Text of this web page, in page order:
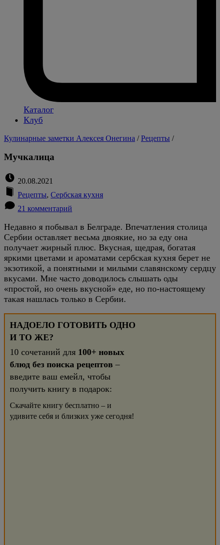
Каталог
Клуб
Кулинарные заметки Алексея Онегина /Рецепты /
Мучкалица
20.08.2021
Рецепты, Сербская кухня
21 комментарий
Недавно я побывал в Белграде. Впечатления столица
Сербии оставляет весьма двоякие, но за еду она
получает жирный плюс. Вкусная, щедрая, богатая
яркими цветами и ароматами сербская кухня берет не
экзотикой, а понятными и милыми славянскому сердцу
вкусами. Мне часто доводилось слышать оды
«простой, но очень вкусной» еде, но по-настоящему
такая нашлась только в Сербии.
НАДОЕЛО ГОТОВИТЬ ОДНО
И ТО ЖЕ?
10 сочетаний для 100+ новых
блюд без поиска рецептов –
введите ваш емейл, чтобы
получить книгу в подарок:
Скачайте книгу бесплатно – и
удивите себя и близких уже сегодня!